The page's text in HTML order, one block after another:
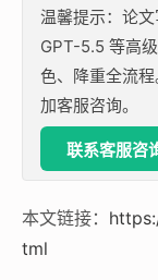
温馨提示：论
GPT-5.5 等高
色、降重全流
加客服咨询。
联系客服咨
本文链接：
tml